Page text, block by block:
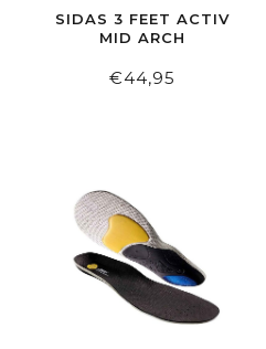
SIDAS 3 FEET ACTIV
MID ARCH
€44,95